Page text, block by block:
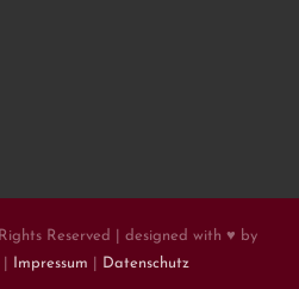
Reserved | designed with ♥ by
Impressum Datenschutz